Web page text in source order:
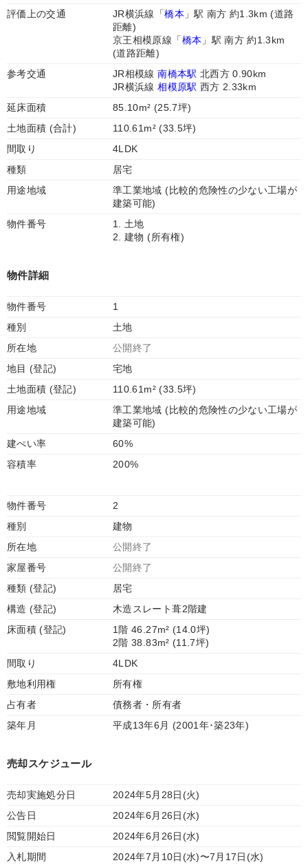
評価上の交通
JR横浜線「橋本 」駅 南方 約1.3km (道路
距離)
京王相模原線「橋本 」駅 南方 約1.3km
(道路距離)
参考交通
JR相模線南橋本駅 北西方 0.90km
JR横浜線相模原駅 西方 2.33km
延床面積
85.10m² (25.7坪)
土地面積 (合計)
110.61m² (33.5坪)
間取り
4LDK
種類
居宅
用途地域
準工業地域 (比較的危険性の少ない工場が
建築可能)
物件番号
1. 土地
2. 建物 (所有権)
物件詳細
物件番号
1
種別
土地
所在地
公開終了
地目 (登記)
宅地
土地面積 (登記)
110.61m² (33.5坪)
用途地域
準工業地域 (比較的危険性の少ない工場が
建築可能)
建ぺい率
60%
容積率
200%
物件番号
2
種別
建物
所在地
公開終了
家屋番号
公開終了
種類 (登記)
居宅
構造 (登記)
木造スレート葺2階建
床面積 (登記)
1階 46.27m² (14.0坪)
2階 38.83m² (11.7坪)
間取り
4LDK
敷地利用権
所有権
占有者
債務者・所有者
築年月
平成13年6月 (2001年･築23年)
売却スケジュール
売却実施処分日
2024年5月28日(火)
公告日
2024年6月26日(水)
閲覧開始日
2024年6月26日(水)
入札期間
2024年7月10日(水)〜7月17日(水)